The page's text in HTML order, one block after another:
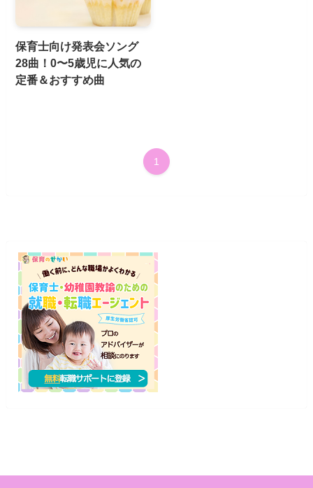
保育士向け発表会ソング
28曲！0〜5歳児に人気の
定番＆おすすめ曲
1